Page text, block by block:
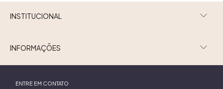
INSTITUCIONAL
INFORMAÇÕES
ENTRE EM CONTATO